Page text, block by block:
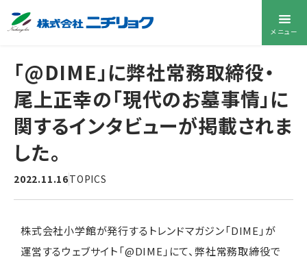
メニュー
「@DIME」に弊社常務取締役・
尾上正幸の「現代のお墓事情」に
関するインタビューが掲載されま
した。
2022.11.16TOPICS
株式会社小学館が発行するトレンドマガジン「DIME」が
運営するウェブサイト「@DIME」にて、弊社常務取締役で